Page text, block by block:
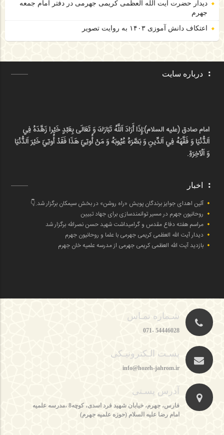
دیدار حضرت آیت الله العظمی کریمی جهرمی در دفتر امام جمعه
جهرم
اعتکاف دانش آموزی ۱۴۰۳ به روایت تصویر
درباره سایت
امام صادق (علیه السلام):إِذَا أَرَادَ اَللَّهُ تَبَارَكَ وَ تَعَالَى بِعَبْدٍ خَيْرا زَهَّدَهُ فِي
اَلدُّنْيَا وَ فَقَّهَهُ فِي اَلدِّينِ وَ بَصَّرَهُ عُيُوبَهُ وَ مَنْ أُوتِيَ هَذَا فَقَدْ أُوتِيَ خَيْرَ اَلدُّنْيَا
وَ اَلْآخِرَةِ.
اخبار
آئین اهدای جوایز برندگان پویش «راه روشن» در بخش سیمکان برگزار شد.👇
روحانیون جهرم در مسیر توانمندسازی برای جهاد تبیین
مراسم هفته دفاع مقدس و گرامیداشت شهید حسن نصرالله برگزار شد
دیدار آیت الله العظمی کریمی جهرمی با علما و روحانیون جهرم
بازدید آیت الله العظمی کریمی جهرمی از مدرسه علمیه خان جهرم
شـماره تمـاس
54446028 -071
پسـت الـکترونیـکی
info@hozeh-jahrom.ir
آدرس پسـتی
فارس، جهرم، خیابان شهید فرد اسدی، کوچه8 ،مدرسه علمیه
امام رضا علیه السلام (حوزه علمیه جهرم)